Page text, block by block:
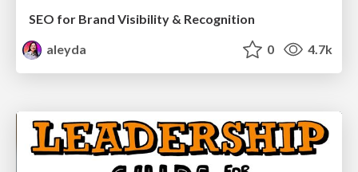
SEO for Brand Visibility & Recognition
aleyda
0 4.7k